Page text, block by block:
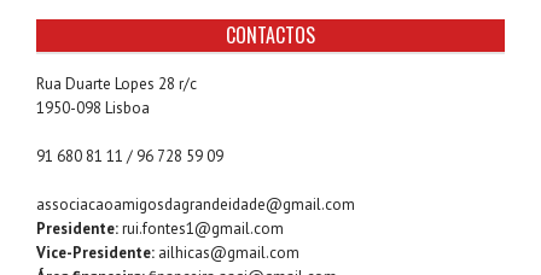
CONTACTOS
Rua Duarte Lopes 28 r/c
1950-098 Lisboa
91 680 81 11 / 96 728 59 09
associacaoamigosdagrandeidade@gmail.com
Presidente:rui.fontes1@gmail.com
Vice-Presidente: ailhicas@gmail.com